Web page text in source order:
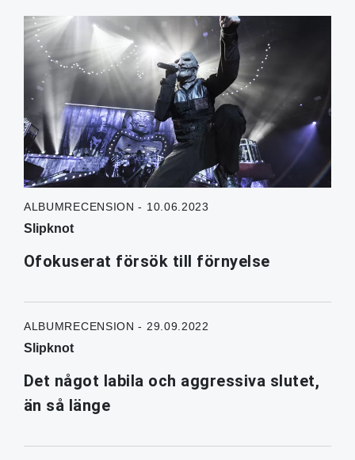
ALBUMRECENSION - 10.06.2023
Slipknot
Ofokuserat försök till förnyelse
ALBUMRECENSION - 29.09.2022
Slipknot
Det något labila och aggressiva slutet,
än så länge